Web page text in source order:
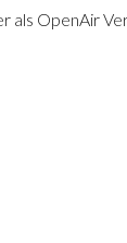
als OpenAir